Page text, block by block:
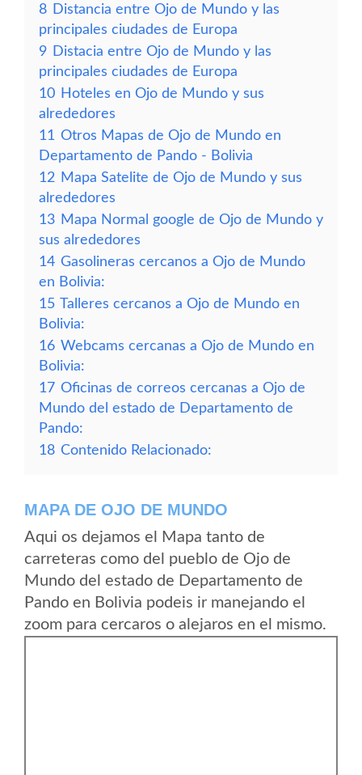
8 Distancia entre Ojo de Mundo y las
principales ciudades de Europa
9 Distacia entre Ojo de Mundo y las
principales ciudades de Europa
10 Hoteles en Ojo de Mundo y sus
alrededores
11 Otros Mapas de Ojo de Mundo en
Departamento de Pando - Bolivia
12 Mapa Satelite de Ojo de Mundo y sus
alrededores
13 Mapa Normal google de Ojo de Mundo y
sus alrededores
14 Gasolineras cercanos a Ojo de Mundo
en Bolivia:
15 Talleres cercanos a Ojo de Mundo en
Bolivia:
16 Webcams cercanas a Ojo de Mundo en
Bolivia:
17 Oficinas de correos cercanas a Ojo de
Mundo del estado de Departamento de
Pando:
18 Contenido Relacionado:
MAPA DE OJO DE MUNDO
Aqui os dejamos el Mapa tanto de
carreteras como del pueblo de Ojo de
Mundo del estado de Departamento de
Pando en Bolivia podeis ir manejando el
zoom para cercaros o alejaros en el mismo.